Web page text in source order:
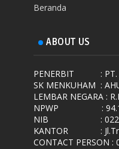
Beranda
ABOUT US
PENERBIT
:
SK MENKUHAM :
LEMBAR NEGARA :
NPWP
:
NIB
:
KANTOR
:
CONTACT PERSON :